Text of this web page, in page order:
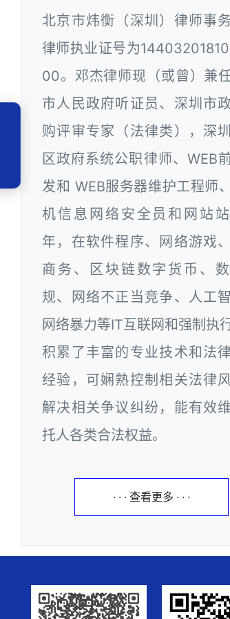
北京市炜衡（深圳）律师事务
律师执业证号为
00。邓杰律师现（或曾）兼
市人民政府听证员、深圳市
购评审专家（法律类），深
区政府系统公职律师、WEB
发和 WEB服务器维护工程师
机信息网络安全员和网站
年，在软件程序、网络游戏
商务、区块链数字货币、
规、网络不正当竞争、人工智
网络暴力等IT互联网和强制执
积累了丰富的专业技术和法
经验，可娴熟控制相关法律
解决相关争议纠纷，能有效
托人各类合法权益。
· · · 查看更多 · · ·